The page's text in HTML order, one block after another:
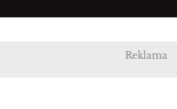
Reklama